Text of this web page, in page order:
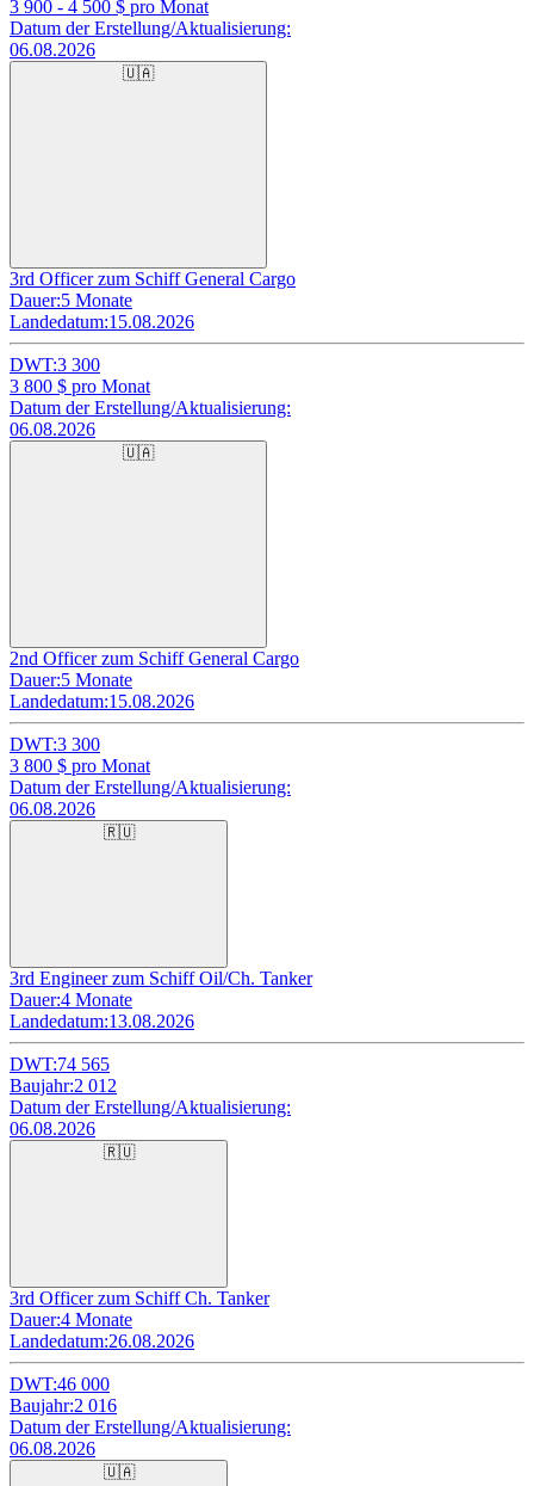
3 900 - 4 500 $ pro Monat
Datum der Erstellung/Aktualisierung:
06.08.2026
🇺🇦
3rd Officer zum Schiff General Cargo
Dauer:5 Monate
Landedatum:15.08.2026
DWT:3 300
3 800 $ pro Monat
Datum der Erstellung/Aktualisierung:
06.08.2026
🇺🇦
2nd Officer zum Schiff General Cargo
Dauer:5 Monate
Landedatum:15.08.2026
DWT:3 300
3 800 $ pro Monat
Datum der Erstellung/Aktualisierung:
06.08.2026
🇷🇺
3rd Engineer zum Schiff Oil/Ch. Tanker
Dauer:4 Monate
Landedatum:13.08.2026
DWT:74 565
Baujahr:2 012
Datum der Erstellung/Aktualisierung:
06.08.2026
🇷🇺
3rd Officer zum Schiff Ch. Tanker
Dauer:4 Monate
Landedatum:26.08.2026
DWT:46 000
Baujahr:2 016
Datum der Erstellung/Aktualisierung:
06.08.2026
🇺🇦